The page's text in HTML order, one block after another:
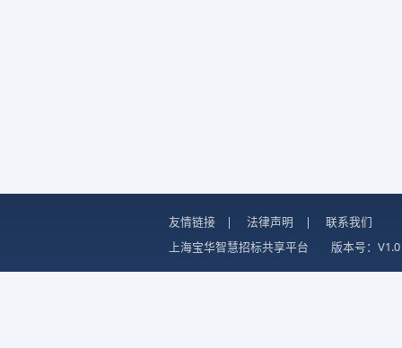
友情链接 | 法律声明 |
联系我们
上海宝华智慧招标共享平台
版本号：V1.0